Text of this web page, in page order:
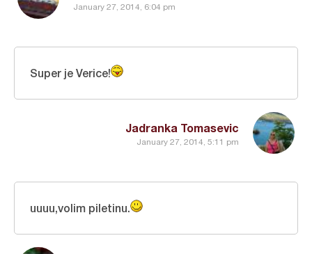
January 27, 2014, 6:04 pm
Jadranka Tomasevic
January 27, 2014, 5:11 pm
Super je Verice!
uuuu,volim piletinu.